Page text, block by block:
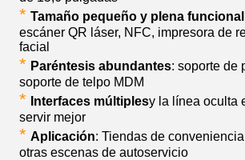
* Tamaño pequeño y plena
escáner QR láser, NFC, impresora de
facial
* Paréntesis abundantes: soporte de
soporte de telpo MDM
* Interfaces múltiplesy la línea oculta
servir mejor
* Aplicación: Tiendas de
otras escenas de autoservicio